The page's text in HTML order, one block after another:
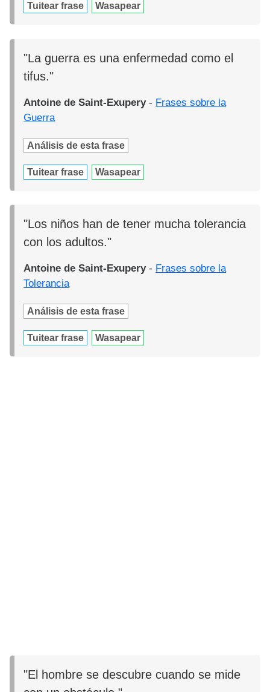
Tuitear frase Wasapear
"La guerra es una enfermedad como el
tifus."
Antoine de Saint-Exupery- Frases sobre la
Guerra
Análisis de esta frase
Tuitear frase Wasapear
"Los niños han de tener mucha tolerancia
con los adultos."
Antoine de Saint-Exupery- Frases sobre la
Tolerancia
Análisis de esta frase
Tuitear frase Wasapear
"El hombre se descubre cuando se mide